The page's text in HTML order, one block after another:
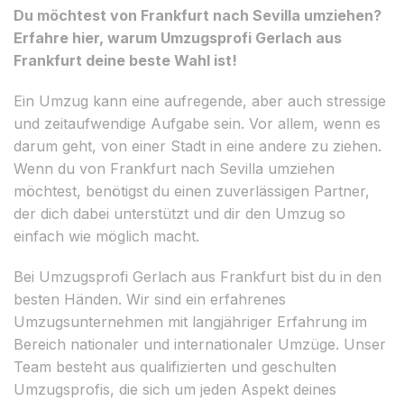
Du möchtest von Frankfurt nach Sevilla umziehen?
Erfahre hier, warum Umzugsprofi Gerlach aus
Frankfurt deine beste Wahl ist!
Ein Umzug kann eine aufregende, aber auch stressige
und zeitaufwendige Aufgabe sein. Vor allem, wenn es
darum geht, von einer Stadt in eine andere zu ziehen.
Wenn du von Frankfurt nach Sevilla umziehen
möchtest, benötigst du einen zuverlässigen Partner,
der dich dabei unterstützt und dir den Umzug so
einfach wie möglich macht.
Bei Umzugsprofi Gerlach aus Frankfurt bist du in den
besten Händen. Wir sind ein erfahrenes
Umzugsunternehmen mit langjähriger Erfahrung im
Bereich nationaler und internationaler Umzüge. Unser
Team besteht aus qualifizierten und geschulten
Umzugsprofis, die sich um jeden Aspekt deines